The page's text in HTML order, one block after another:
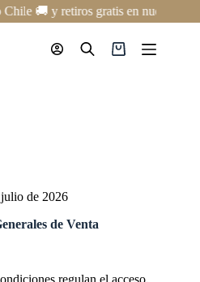
🚚 y retiros gratis en nuestro
Carro
de 2026
de Venta